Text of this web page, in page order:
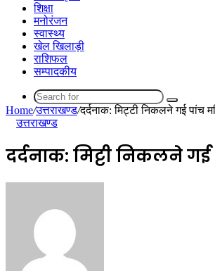
शिक्षा
मनोरंजन
स्वास्थ्य
खेल खिलाड़ी
राशिफल
सम्पादकीय
Search
for
Home/उत्तराखण्ड/दर्दनाक: मिट्टी निकलने गई पांच
उत्तराखण्ड
दर्दनाक: मिट्टी निकलने